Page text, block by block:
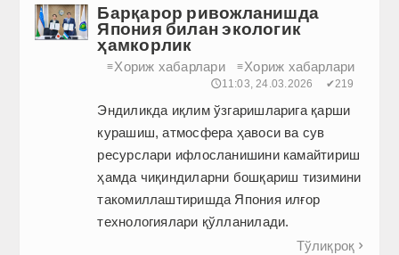
Барқарор ривожланишда
Япония билан экологик
ҳамкорлик
≡Хориж хабарлари ≡Хориж хабарлари
🕔11:03, 24.03.2026 ✔219
Эндиликда иқлим ўзгаришларига қарши
курашиш, атмосфера ҳавоси ва сув
ресурслари ифлосланишини камайтириш
ҳамда чиқиндиларни бошқариш тизимини
такомиллаштиришда Япония илғор
технологиялари қўлланилади.
Тўлиқроқ 